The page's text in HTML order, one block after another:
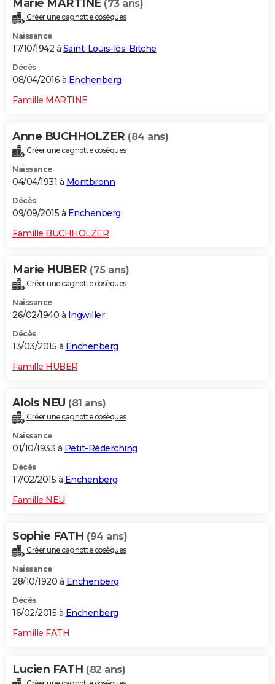
Marie MARTINE (73 ans)
Créer une cagnotte obsèques
Naissance
17/10/1942 à Saint-Louis-lès-Bitche
Décès
08/04/2016 à Enchenberg
Famille MARTINE
Anne BUCHHOLZER (84 ans)
Créer une cagnotte obsèques
Naissance
04/04/1931 à Montbronn
Décès
09/09/2015 à Enchenberg
Famille BUCHHOLZER
Marie HUBER (75 ans)
Créer une cagnotte obsèques
Naissance
26/02/1940 à Ingwiller
Décès
13/03/2015 à Enchenberg
Famille HUBER
Alois NEU (81 ans)
Créer une cagnotte obsèques
Naissance
01/10/1933 à Petit-Réderching
Décès
17/02/2015 à Enchenberg
Famille NEU
Sophie FATH (94 ans)
Créer une cagnotte obsèques
Naissance
28/10/1920 à Enchenberg
Décès
16/02/2015 à Enchenberg
Famille FATH
Lucien FATH (82 ans)